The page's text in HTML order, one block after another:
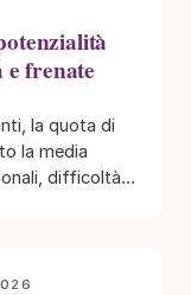
e frenate
la quota di
la media
difficoltà…